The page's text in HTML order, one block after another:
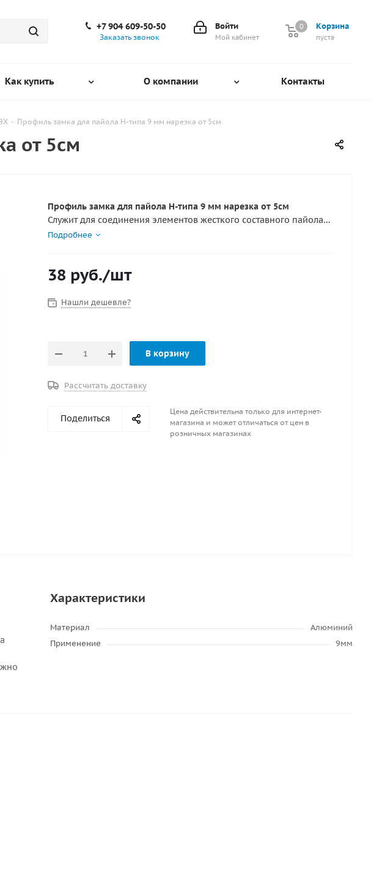
Корзина
0
пуста
0
Войти
Мой кабинет
+7 904 609-50-50
Заказать звонок
Как купить О компании Контакты
- Профиль замка для пайола H-типа 9 мм нарезка от 5см
от 5см
Профиль замка для пайола H-типа 9 мм нарезка от 5см
Служит для соединения элементов жесткого составного пайола
между собой.
Внимание! не путать с (Мамой 9мм)
Подробнее
38 руб./шт
Нашли дешевле?
В корзину
Рассчитать доставку
Поделиться
Цена действительна только для интернет-
магазина и может отличаться от цен в
розничных магазинах
Характеристики
Материал
Алюминий
Применение
9мм